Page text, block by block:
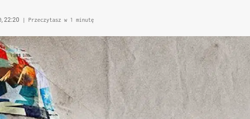
, 22:20 | Przeczytasz w 1 minutę